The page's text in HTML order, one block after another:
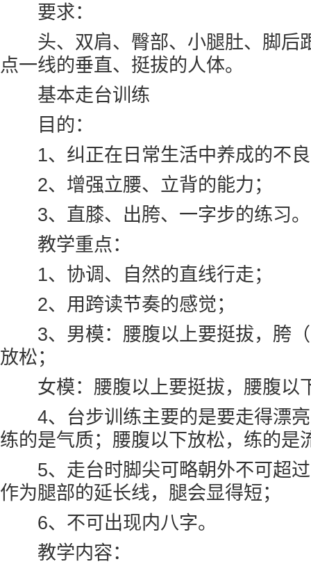
要求：
头、双肩、臀部、小腿肚、脚后
点一线的垂直、挺拔的人体。
基本走台训练
目的：
1、纠正在日常生活中养成的不良
2、增强立腰、立背的能力；
3、直膝、出胯、一字步的练习。
教学重点：
1、协调、自然的直线行走；
2、用跨读节奏的感觉；
3、男模：腰腹以上要挺拔，胯（
放松；
女模：腰腹以上要挺拔，腰腹以
4、台步训练主要的是要走得漂亮
练的是气质；腰腹以下放松，练的是
5、走台时脚尖可略朝外不可超过
作为腿部的延长线，腿会显得短；
6、不可出现内八字。
教学内容：